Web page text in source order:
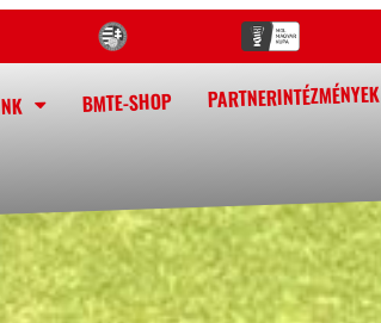
BMTE-SHOP PARTNERINTÉZMÉNYEK